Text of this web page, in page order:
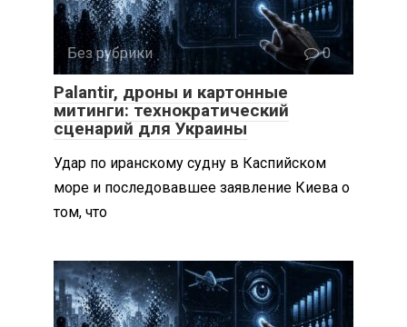
Без рубрики 0
Palantir, дроны и картонные
митинги: технократический
сценарий для Украины
Удар по иранскому судну в Каспийском
море и последовавшее заявление Киева о
том, что